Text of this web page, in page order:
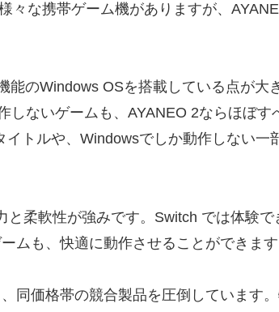
々な携帯ゲーム機がありますが、
能のWindows OSを搭載している点が大
ないゲームも、AYANEO 2ならほぼす
トルや、Windowsでしか動作しない一
柔軟性が強みです。Switch では体験で
ムも、快適に動作させることができます
同価格帯の競合製品を圧倒しています